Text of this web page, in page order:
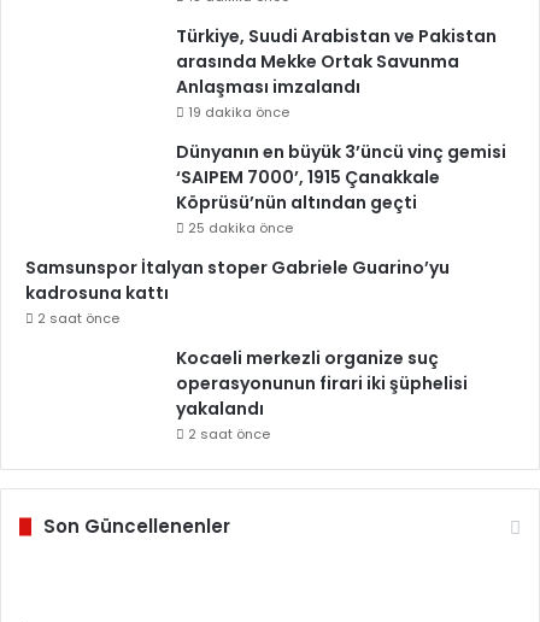
Türkiye, Suudi Arabistan ve Pakistan
arasında Mekke Ortak Savunma
Anlaşması imzalandı
19 dakika önce
Dünyanın en büyük 3’üncü vinç gemisi
‘SAIPEM 7000’, 1915 Çanakkale
Köprüsü’nün altından geçti
25 dakika önce
Samsunspor İtalyan stoper Gabriele Guarino’yu
kadrosuna kattı
2 saat önce
Kocaeli merkezli organize suç
operasyonunun firari iki şüphelisi
yakalandı
2 saat önce
Son Güncellenenler